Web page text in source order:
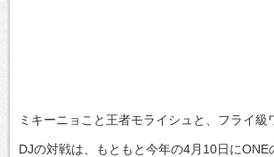
ミキーニョこと王者モライシュと、フライ級
DJの対戦は、もともと今年の4月10日にONE